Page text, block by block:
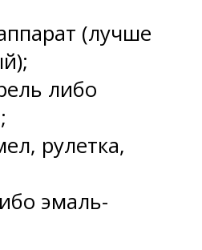
(лучше
либо
рулетка,
эмаль-